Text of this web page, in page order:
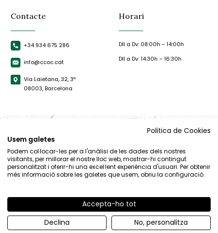
Contacte
+34 934 675 286
info@ccoc.cat
Via Laietana, 32, 3ª
08003, Barcelona
Horari
Dll a Dv: 08:00h – 14:00h
Dll a Dv: 14:30h – 16:30h
Avís Legal Política de privacitat | Política de cookies
Politica de Cookies
Usem galetes
Podem col·locar-les per a l'anàlisi de les dades dels nostres
visitants, per millorar el nostre lloc web, mostrar-hi contingut
personalitzat i oferir-hi una excel·lent experiència d'usuari. Per obtenir
més informació sobre les galetes que usem, obriu la configuració.
Accepta-ho tot
Declina
No, personalitza